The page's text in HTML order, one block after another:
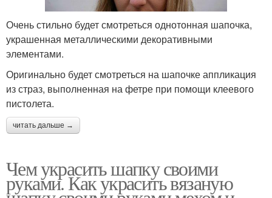
Очень стильно будет смотреться однотонная шапочка,
украшенная металлическими декоративными
элементами.
Оригинально будет смотреться на шапочке аппликация
из страз, выполненная на фетре при помощи клеевого
пистолета.
читать дальше →
Чем украсить шапку своими
руками. Как украсить вязаную